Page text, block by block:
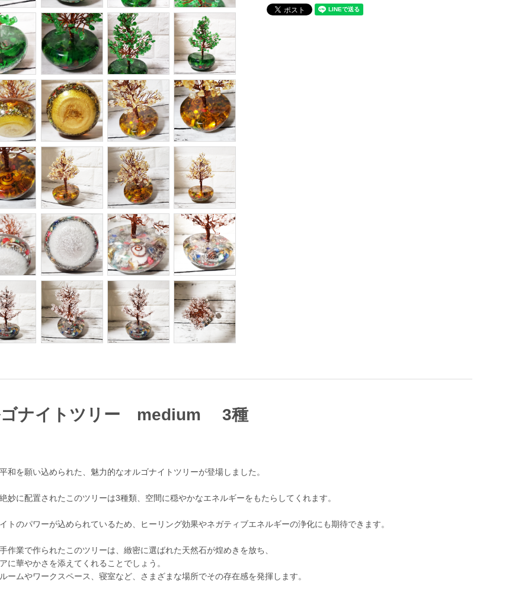
ゴナイトツリー medium 3種
和を願い込められた、魅力的なオルゴナイトツリーが登場しました。
妙に配置されたこのツリーは3種類、空間に穏やかなエネルギーをもたらしてくれます。
トのパワーが込められているため、ヒーリング効果やネガティブエネルギーの浄化にも期待できます。
作業で作られたこのツリーは、緻密に選ばれた天然石が煌めきを放ち、
に華やかさを添えてくれることでしょう。
ームやワークスペース、寝室など、さまざまな場所でその存在感を発揮します。